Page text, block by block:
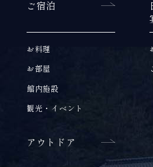
ご宿泊
お料理
お部屋
館内施設
観光・イベント
アウトドア